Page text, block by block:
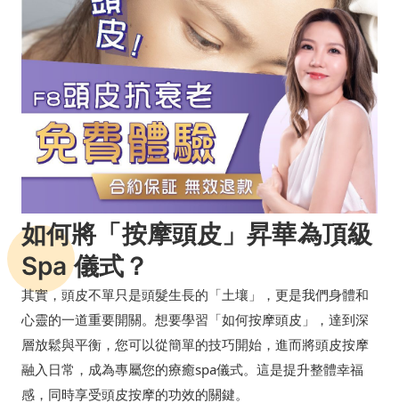
如何將「按摩頭皮」昇華為頂級
Spa 儀式？
其實，頭皮不單只是頭髮生長的「土壤」，更是我們身體和
心靈的一道重要開關。想要學習「如何按摩頭皮」，達到深
層放鬆與平衡，您可以從簡單的技巧開始，進而將頭皮按摩
融入日常，成為專屬您的療癒spa儀式。這是提升整體幸福
感，同時享受頭皮按摩的功效的關鍵。